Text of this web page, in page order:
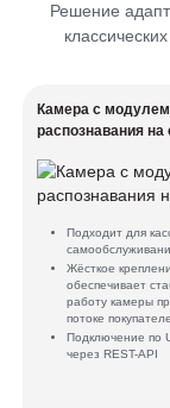
Решение
Камера с модулем
распознавания на
Подходит для
Жёсткое
обеспечивает
работу камеры
потоке
Подключение по
через REST-API